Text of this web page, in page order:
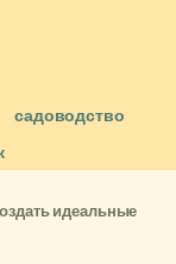
садоводство
идеальные